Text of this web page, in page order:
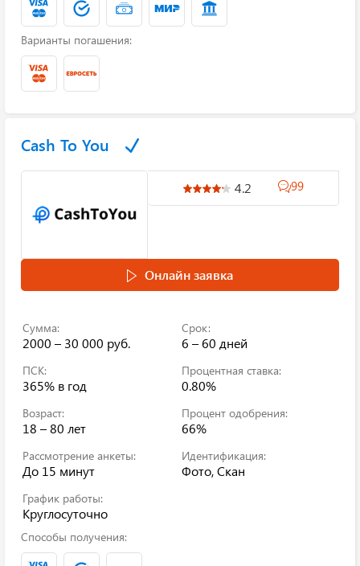
Варианты погашения:
Cash To You
4.2 99
Онлайн заявка
Сумма:
2000 – 30 000 руб.
Срок:
6 – 60 дней
ПСК:
365% в год
Процентная ставка:
0.80%
Возраст:
18 – 80 лет
Процент одобрения:
66%
Рассмотрение анкеты:
До 15 минут
Идентификация:
Фото, Скан
График работы:
Круглосуточно
Способы получения: